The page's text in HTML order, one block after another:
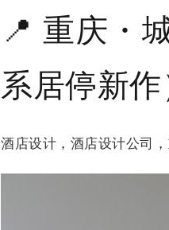
📍 重庆・
系居停新
酒店设计 ， 酒店设计公司 ，